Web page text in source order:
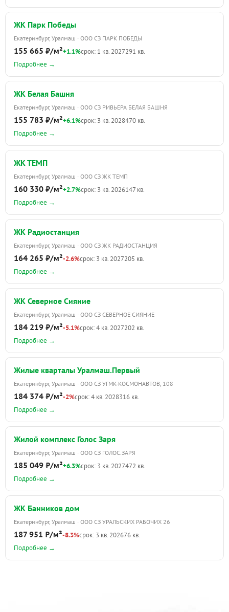
ЖК Парк Победы
Екатеринбург, Уралмаш · ООО СЗ ПАРК ПОБЕДЫ
155 665 ₽/м²+1.1%срок: 1 кв. 2027291 кв.
Подробнее →
ЖК Белая Башня
Екатеринбург, Уралмаш · ООО СЗ РИВЬЕРА БЕЛАЯ БАШНЯ
155 783 ₽/м²+6.1%срок: 3 кв. 2028470 кв.
Подробнее →
ЖК ТЕМП
Екатеринбург, Уралмаш · ООО СЗ ЖК ТЕМП
160 330 ₽/м²+2.7%срок: 3 кв. 2026147 кв.
Подробнее →
ЖК Радиостанция
Екатеринбург, Уралмаш · ООО СЗ ЖК РАДИОСТАНЦИЯ
164 265 ₽/м²-2.6%срок: 3 кв. 2027205 кв.
Подробнее →
ЖК Северное Сияние
Екатеринбург, Уралмаш · ООО СЗ СЕВЕРНОЕ СИЯНИЕ
184 219 ₽/м²-5.1%срок: 4 кв. 2027202 кв.
Подробнее →
Жилые кварталы Уралмаш.Первый
Екатеринбург, Уралмаш · ООО СЗ УГМК-КОСМОНАВТОВ, 108
184 374 ₽/м²-2%срок: 4 кв. 2028316 кв.
Подробнее →
Жилой комплекс Голос Заря
Екатеринбург, Уралмаш · ООО СЗ ГОЛОС.ЗАРЯ
185 049 ₽/м²+6.3%срок: 3 кв. 2027472 кв.
Подробнее →
ЖК Банников дом
Екатеринбург, Уралмаш · ООО СЗ УРАЛЬСКИХ РАБОЧИХ 26
187 951 ₽/м²-8.3%срок: 3 кв. 202676 кв.
Подробнее →